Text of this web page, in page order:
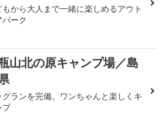
もから大人まで一緒に楽しめるアウト
パーク
山北の原キャンプ場／島
グランを完備。ワンちゃんと楽しくキ
プ